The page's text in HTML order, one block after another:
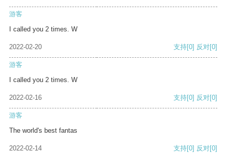
游客
I called you 2 times. W
2022-02-20 支持[0] 反对[0]
游客
I called you 2 times. W
2022-02-16 支持[0] 反对[0]
游客
The world's best fantas
2022-02-14 支持[0] 反对[0]